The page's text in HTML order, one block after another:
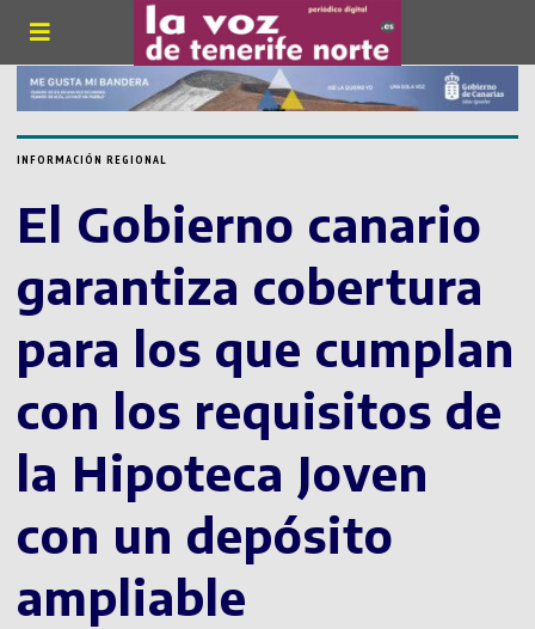
INFORMACIÓN REGIONAL
El Gobierno canario
garantiza cobertura
para los que cumplan
con los requisitos de
la Hipoteca Joven
con un depósito
ampliable